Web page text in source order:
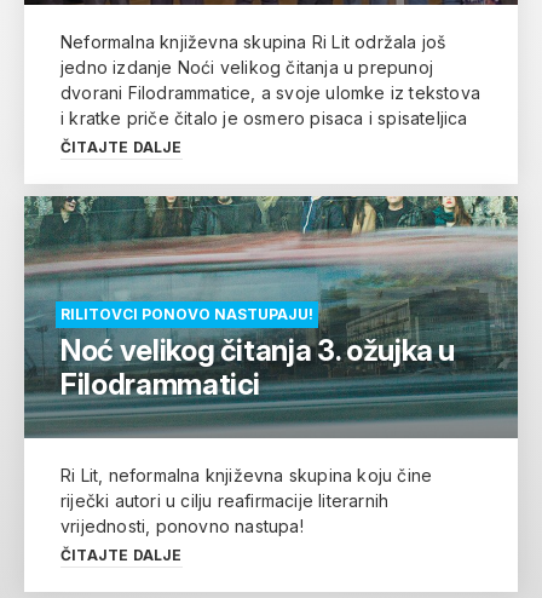
Neformalna književna skupina Ri Lit održala još
jedno izdanje Noći velikog čitanja u prepunoj
dvorani Filodrammatice, a svoje ulomke iz tekstova
i kratke priče čitalo je osmero pisaca i spisateljica
ČITAJTE DALJE
RILITOVCI PONOVO NASTUPAJU!
Noć velikog čitanja 3. ožujka u
Filodrammatici
Ri Lit, neformalna književna skupina koju čine
riječki autori u cilju reafirmacije literarnih
vrijednosti, ponovno nastupa!
ČITAJTE DALJE